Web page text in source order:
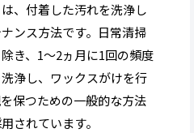
、付着した汚れを洗浄し
ンス方法です。日常清掃
き、1～2ヵ月に1回の頻度
浄し、ワックスがけを行
保つための一般的な方法
されています。